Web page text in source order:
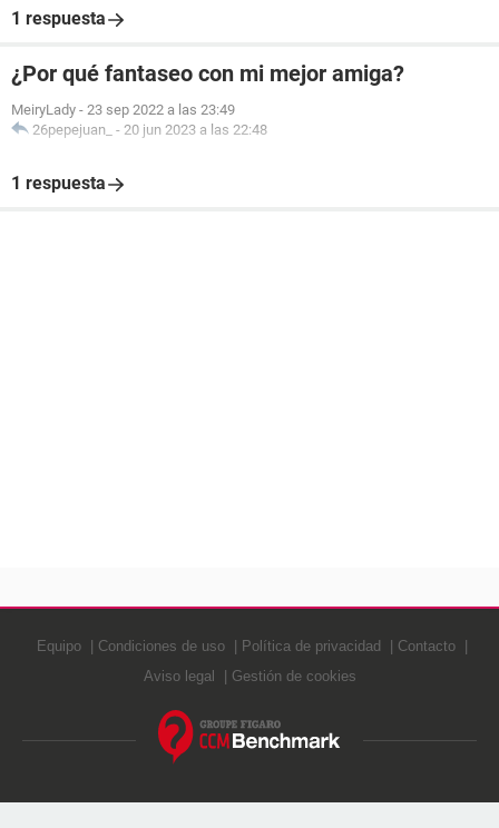
1 respuesta
¿Por qué fantaseo con mi mejor amiga?
MeiryLady - 23 sep 2022 a las 23:49
26pepejuan_ - 20 jun 2023 a las 22:48
1 respuesta
Equipo Condiciones de uso Política de privacidad
Contacto
Aviso legal
Gestión de cookies